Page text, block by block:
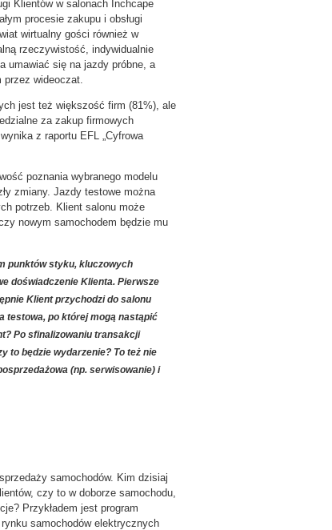
Klientów w salonach Inchcape
procesie zakupu i obsługi
wirtualny gości również w
rzeczywistość, indywidualnie
umawiać się na jazdy próbne, a
przez wideoczat.
jest też większość firm (81%), ale
za zakup firmowych
z raportu EFL „Cyfrowa
poznania wybranego modelu
zmiany. Jazdy testowe można
potrzeb. Klient salonu może
nowym samochodem będzie mu
punktów styku, kluczowych
doświadczenie Klienta. Pierwsze
Klient przychodzi do salonu
testowa, po której mogą nastąpić
Po sfinalizowaniu transakcji
to będzie wydarzenie? To też nie
(np. serwisowanie) i
samochodów. Kim dzisiaj
czy to w doborze samochodu,
Przykładem jest program
samochodów elektrycznych